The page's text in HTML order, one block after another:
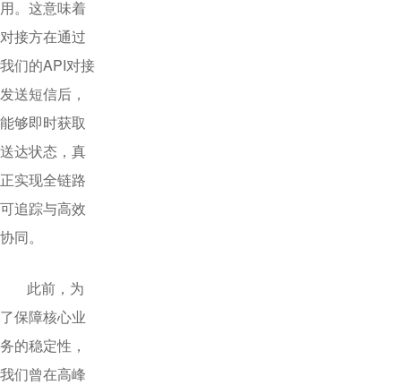
用。这意味着
对接方在通过
我们的API对接
发送短信后，
能够即时获取
送达状态，真
正实现全链路
可追踪与高效
协同。
此前，为
了保障核心业
务的稳定性，
我们曾在高峰